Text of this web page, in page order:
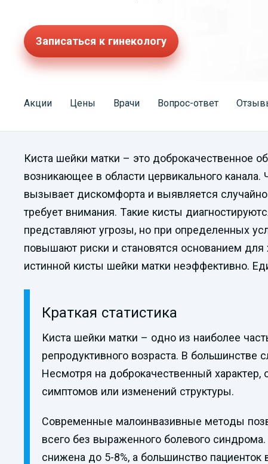
Записаться к гинекологу
Акции Цены Врачи Вопрос-ответ
Киста шейки матки – это доброкачественное
возникающее в области цервикального канала.
вызывает дискомфорта и выявляется
требует внимания. Такие кисты
представляют угрозы, но при определенных
повышают риски и становятся основанием для
истинной кисты шейки матки неэффективно.
Краткая статистика
Киста шейки матки – одно из наиболее
репродуктивного возраста. В
Несмотря на доброкачественный характер,
симптомов или изменений структуры.
Современные малоинвазивные методы
всего без выраженного болевого
снижена до 5-8%, а большинство